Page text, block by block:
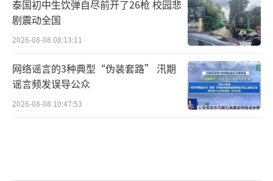
泰国初中生饮弹自尽前开了26枪 校园悲
剧震动全国
2026-08-08 08:13:11
网络谣言的3种典型“伪装套路” 汛期
谣言频发误导公众
2026-08-08 10:47:53